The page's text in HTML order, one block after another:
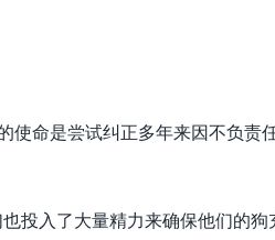
命是尝试纠正多年来因不负责
投入了大量精力来确保他们的